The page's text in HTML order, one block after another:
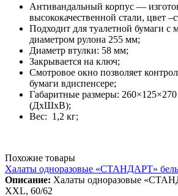
Антивандальный корпус —
высококачественной стали, цвет
Подходит для туалетной бумаги с
диаметром рулона 255 мм;
Диаметр втулки: 58 мм;
Закрывается на ключ;
Смотровое окно позволяет
бумаги вдиспенсере;
Габаритные размеры:
(ДхШхВ);
Вес: 1,2 кг;
Похожие товары
Халаты одноразовые «СТАНДАРТ»
Описание: Халаты одноразовые
XXL, 60/62